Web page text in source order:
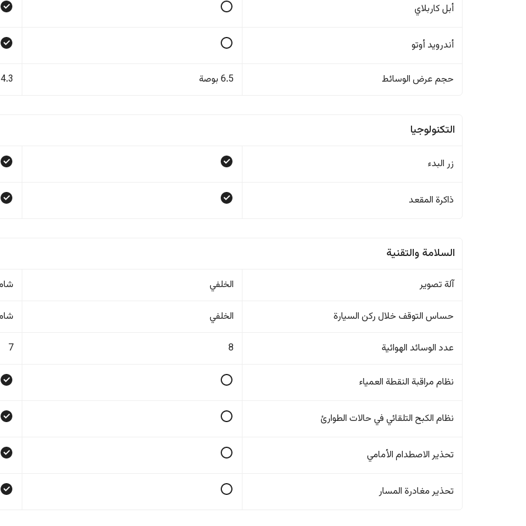
أبل كاربلاي
أندرويد أوتو
حجم عرض الوسائط 6.5 بوصة 14.3
التكنولوجيا
زر البدء
ذاكرة المقعد
السلامة والتقنية
آلة تصوير الخلفي
حساس التوقف خلال ركن السيارة الخلفي
عدد الوسائد الهوائية 8
7
نظام مراقبة النقطة العمياء
نظام الكبح التلقائي في حالات الطوارئ
تحذير الاصطدام الأمامي
تحذير مغادرة المسار